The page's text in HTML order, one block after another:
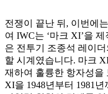
전쟁이 끝난 뒤, 이번에
여 IWC는 ‘마크 XI’을
은 전투기 조종석 레이
할 시계였습니다. 마크
재하여 훌륭한 항자성을
XI을 1948년부터 1981